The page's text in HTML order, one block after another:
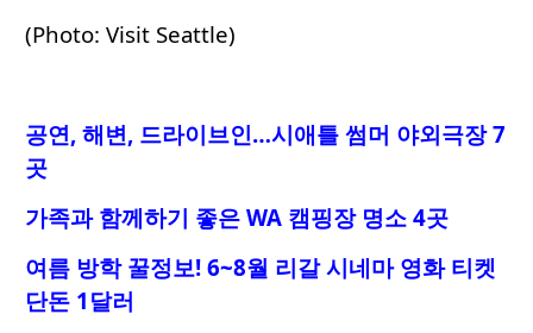
(Photo: Visit Seattle)
공연, 해변, 드라이브인…시애틀 썸머 야외극장 7
곳
가족과 함께하기 좋은 WA 캠핑장 명소 4곳
여름 방학 꿀정보! 6~8월 리갈 시네마 영화 티켓
단돈 1달러